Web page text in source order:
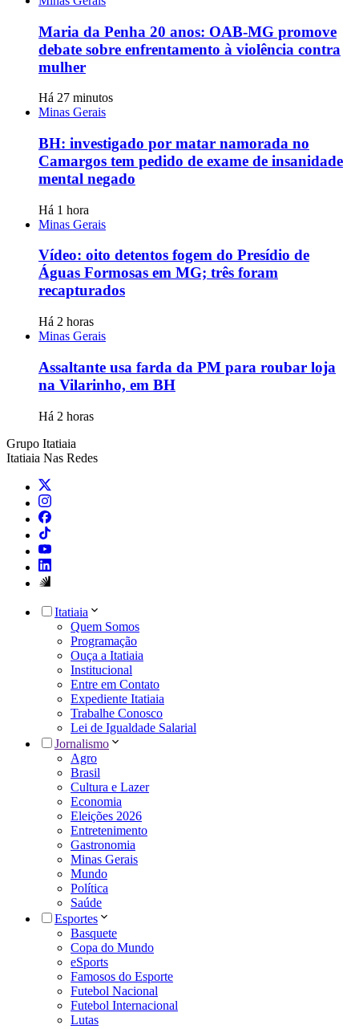
Maria da Penha 20 anos: OAB-MG promove
debate sobre enfrentamento à violência contra
mulher
Há 27 minutos
Minas Gerais
BH: investigado por matar namorada no
Camargos tem pedido de exame de insanidade
mental negado
Há 1 hora
Minas Gerais
Vídeo: oito detentos fogem do Presídio de
Águas Formosas em MG; três foram
recapturados
Há 2 horas
Minas Gerais
Assaltante usa farda da PM para roubar loja
na Vilarinho, em BH
Há 2 horas
Grupo Itatiaia
Itatiaia Nas Redes
Itatiaia
Quem Somos
Programação
Ouça a Itatiaia
Institucional
Entre em Contato
Expediente Itatiaia
Trabalhe Conosco
Lei de Igualdade Salarial
Jornalismo
Agro
Brasil
Cultura e Lazer
Economia
Eleições 2026
Entretenimento
Gastronomia
Minas Gerais
Mundo
Política
Saúde
Esportes
Basquete
Copa do Mundo
eSports
Famosos do Esporte
Futebol Nacional
Futebol Internacional
Lutas